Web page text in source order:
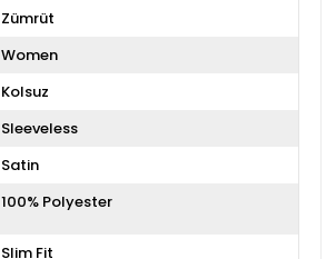
Zümrüt
Women
Kolsuz
Sleeveless
Satin
100% Polyester
Slim Fit